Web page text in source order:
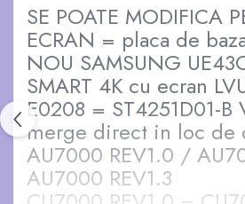
SE POATE MODIFICA
ECRAN = placa de
NOU SAMSUNG
SMART 4K cu ecran
E0208 = ST4251D01-B
merge direct in loc de
AU7000 REV1.0 /
AU7000 REV1.3